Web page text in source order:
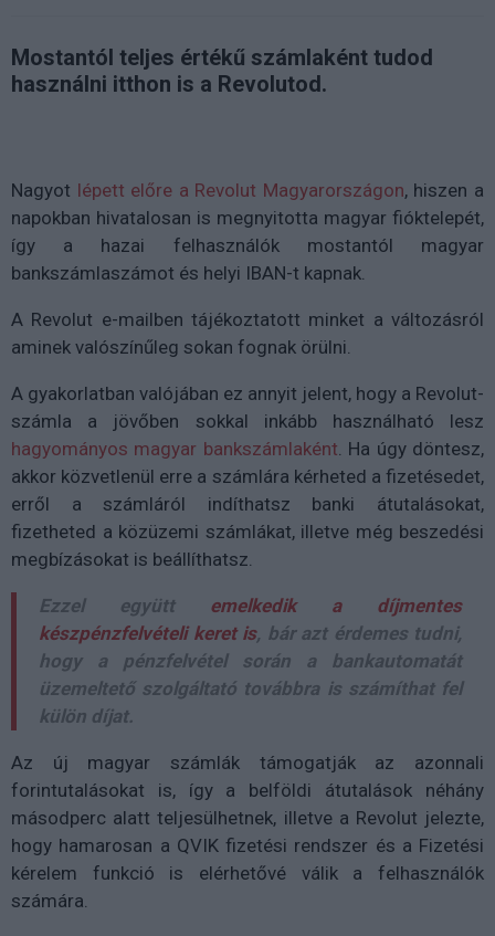
Mostantól teljes értékű számlaként tudod
használni itthon is a Revolutod.
Nagyot lépett előre a Revolut Magyarországon, hiszen a
napokban hivatalosan is megnyitotta magyar fióktelepét,
így a hazai felhasználók mostantól magyar
bankszámlaszámot és helyi IBAN-t kapnak.
A Revolut e-mailben tájékoztatott minket a változásról
aminek valószínűleg sokan fognak örülni.
A gyakorlatban valójában ez annyit jelent, hogy a Revolut-
számla a jövőben sokkal inkább használható lesz
hagyományos magyar bankszámlaként. Ha úgy döntesz,
akkor közvetlenül erre a számlára kérheted a fizetésedet,
erről a számláról indíthatsz banki átutalásokat,
fizetheted a közüzemi számlákat, illetve még beszedési
megbízásokat is beállíthatsz.
Ezzel együtt emelkedik a díjmentes
készpénzfelvételi keret is, bár azt érdemes tudni,
hogy a pénzfelvétel során a bankautomatát
üzemeltető szolgáltató továbbra is számíthat fel
külön díjat.
Az új magyar számlák támogatják az azonnali
forintutalásokat is, így a belföldi átutalások néhány
másodperc alatt teljesülhetnek, illetve a Revolut jelezte,
hogy hamarosan a QVIK fizetési rendszer és a Fizetési
kérelem funkció is elérhetővé válik a felhasználók
számára.